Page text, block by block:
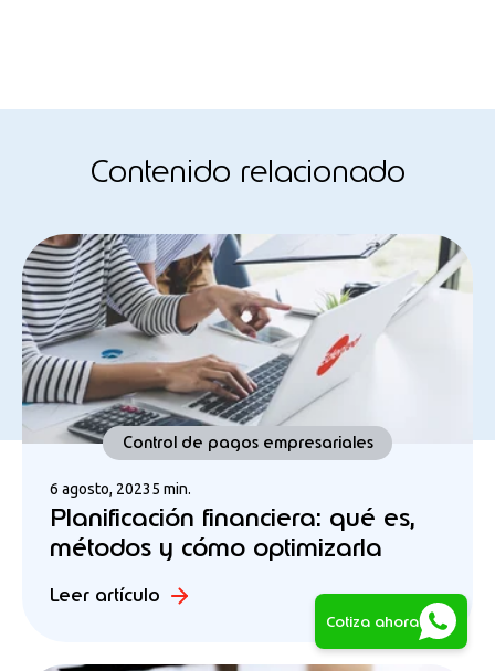
Contenido relacionado
Control de pagos empresariales
6 agosto, 20235 min.
Planificación financiera: qué es,
métodos y cómo optimizarla
Leer artículo
Cotiza ahora